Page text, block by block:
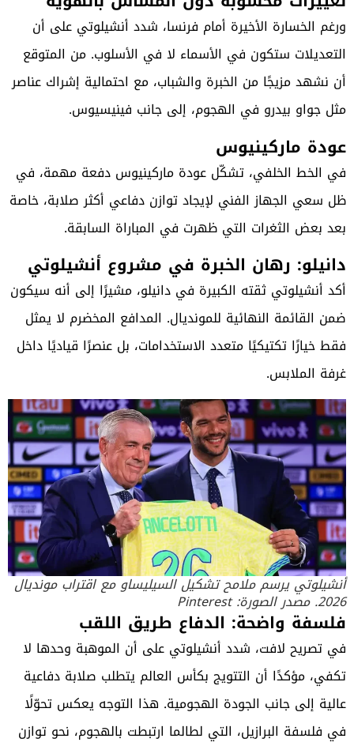
ورغم الخسارة الأخيرة أمام فرنسا، شدد أنشيلوتي على أن
التعديلات ستكون في الأسماء لا في الأسلوب. من المتوقع
أن نشهد مزيجًا من الخبرة والشباب، مع احتمالية إشراك عناصر
مثل جواو بيدرو في الهجوم، إلى جانب فينيسيوس.
عودة ماركينيوس
في الخط الخلفي، تشكّل عودة ماركينيوس دفعة مهمة، في
ظل سعي الجهاز الفني لإيجاد توازن دفاعي أكثر صلابة، خاصة
بعد بعض الثغرات التي ظهرت في المباراة السابقة.
دانيلو: رهان الخبرة في مشروع أنشيلوتي
أكد أنشيلوتي ثقته الكبيرة في دانيلو، مشيرًا إلى أنه سيكون
ضمن القائمة النهائية للمونديال. المدافع المخضرم لا يمثل
فقط خيارًا تكتيكيًا متعدد الاستخدامات، بل عنصرًا قياديًا داخل
غرفة الملابس.
أنشيلوتي يرسم ملامح تشكيل السيليساو مع اقتراب مونديال
2026. مصدر الصورة: Pinterest
فلسفة واضحة: الدفاع طريق اللقب
في تصريح لافت، شدد أنشيلوتي على أن الموهبة وحدها لا
تكفي، مؤكدًا أن التتويج بكأس العالم يتطلب صلابة دفاعية
عالية إلى جانب الجودة الهجومية. هذا التوجه يعكس تحوّلًا
في فلسفة البرازيل، التي لطالما ارتبطت بالهجوم، نحو توازن